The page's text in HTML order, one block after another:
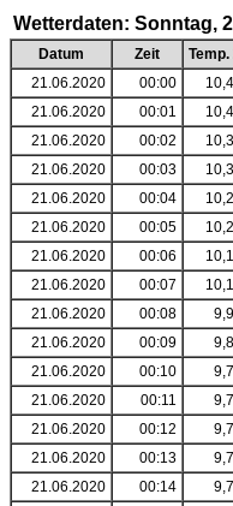
Wetterdaten: Sonntag,
Datum Zeit Temp.
21.06.2020
00:00
21.06.2020
00:01
21.06.2020
00:02
21.06.2020
00:03
21.06.2020
00:04
21.06.2020
00:05
21.06.2020
00:06
21.06.2020
00:07
21.06.2020
00:08
21.06.2020
00:09
21.06.2020
00:10
21.06.2020
00:11
21.06.2020
00:12
21.06.2020
00:13
21.06.2020
00:14